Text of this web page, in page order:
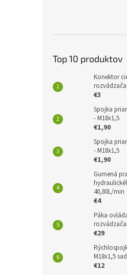
Top 10 produktov
Konektor
rozvádzača
€3
Spojka
- M18x1,5
€1,90
Spojka
- M18x1,5
€1,90
Gumená
40,80L/min
€4
Páka
rozvádzača
€29
M18x1,5
€12